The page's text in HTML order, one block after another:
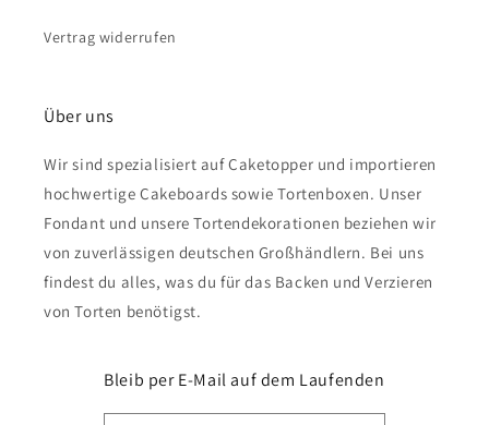
Vertrag widerrufen
Über uns
Wir sind spezialisiert auf Caketopper und importieren
hochwertige Cakeboards sowie Tortenboxen. Unser
Fondant und unsere Tortendekorationen beziehen wir
von zuverlässigen deutschen Großhändlern. Bei uns
findest du alles, was du für das Backen und Verzieren
von Torten benötigst.
Bleib per E-Mail auf dem Laufenden